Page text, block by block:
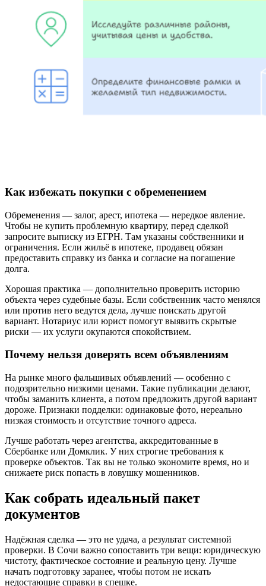
Как избежать покупки с обременением
Обременения — залог, арест, ипотека — нередкое явление.
Чтобы не купить проблемную квартиру, перед сделкой
запросите выписку из ЕГРН. Там указаны собственники и
ограничения. Если жильё в ипотеке, продавец обязан
предоставить справку из банка и согласие на погашение
долга.
Хорошая практика — дополнительно проверить историю
объекта через судебные базы. Если собственник часто менялся
или против него ведутся дела, лучше поискать другой
вариант. Нотариус или юрист помогут выявить скрытые
риски — их услуги окупаются спокойствием.
Почему нельзя доверять всем объявлениям
На рынке много фальшивых объявлений — особенно с
подозрительно низкими ценами. Такие публикации делают,
чтобы заманить клиента, а потом предложить другой вариант
дороже. Признаки подделки: одинаковые фото, нереально
низкая стоимость и отсутствие точного адреса.
Лучше работать через агентства, аккредитованные в
Сбербанке или Домклик. У них строгие требования к
проверке объектов. Так вы не только экономите время, но и
снижаете риск попасть в ловушку мошенников.
Как собрать идеальный пакет
документов
Надёжная сделка — это не удача, а результат системной
проверки. В Сочи важно сопоставить три вещи: юридическую
чистоту, фактическое состояние и реальную цену. Лучше
начать подготовку заранее, чтобы потом не искать
недостающие справки в спешке.